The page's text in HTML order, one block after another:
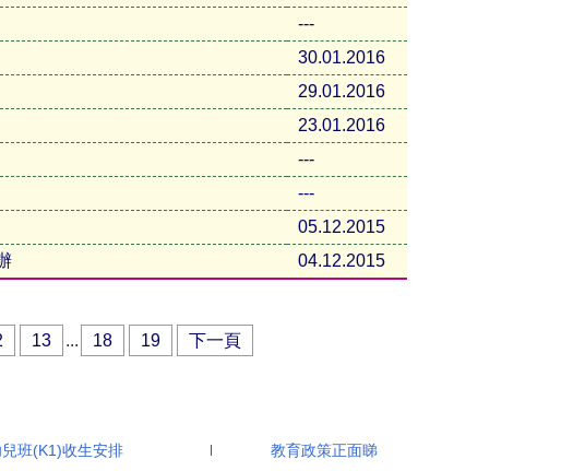
---
30.01.2016
29.01.2016
23.01.2016
---
---
05.12.2015
04.12.2015
13 ... 18 19 下一頁
班(K1)收生安排 教育政策正面睇